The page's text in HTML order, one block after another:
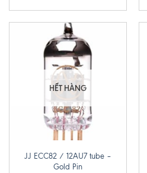
HẾT HÀNG
JJ ECC82 / 12AU7 tube –
Gold Pin